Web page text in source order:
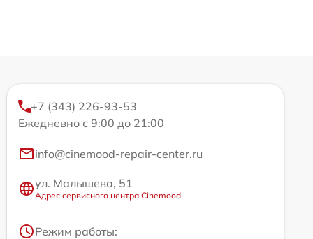
+7 (343) 226-93-53
Ежедневно с 9:00 до 21:00
info@cinemood-repair-center.ru
ул. Малышева, 51
Адрес сервисного центра Cinemood
Режим работы: